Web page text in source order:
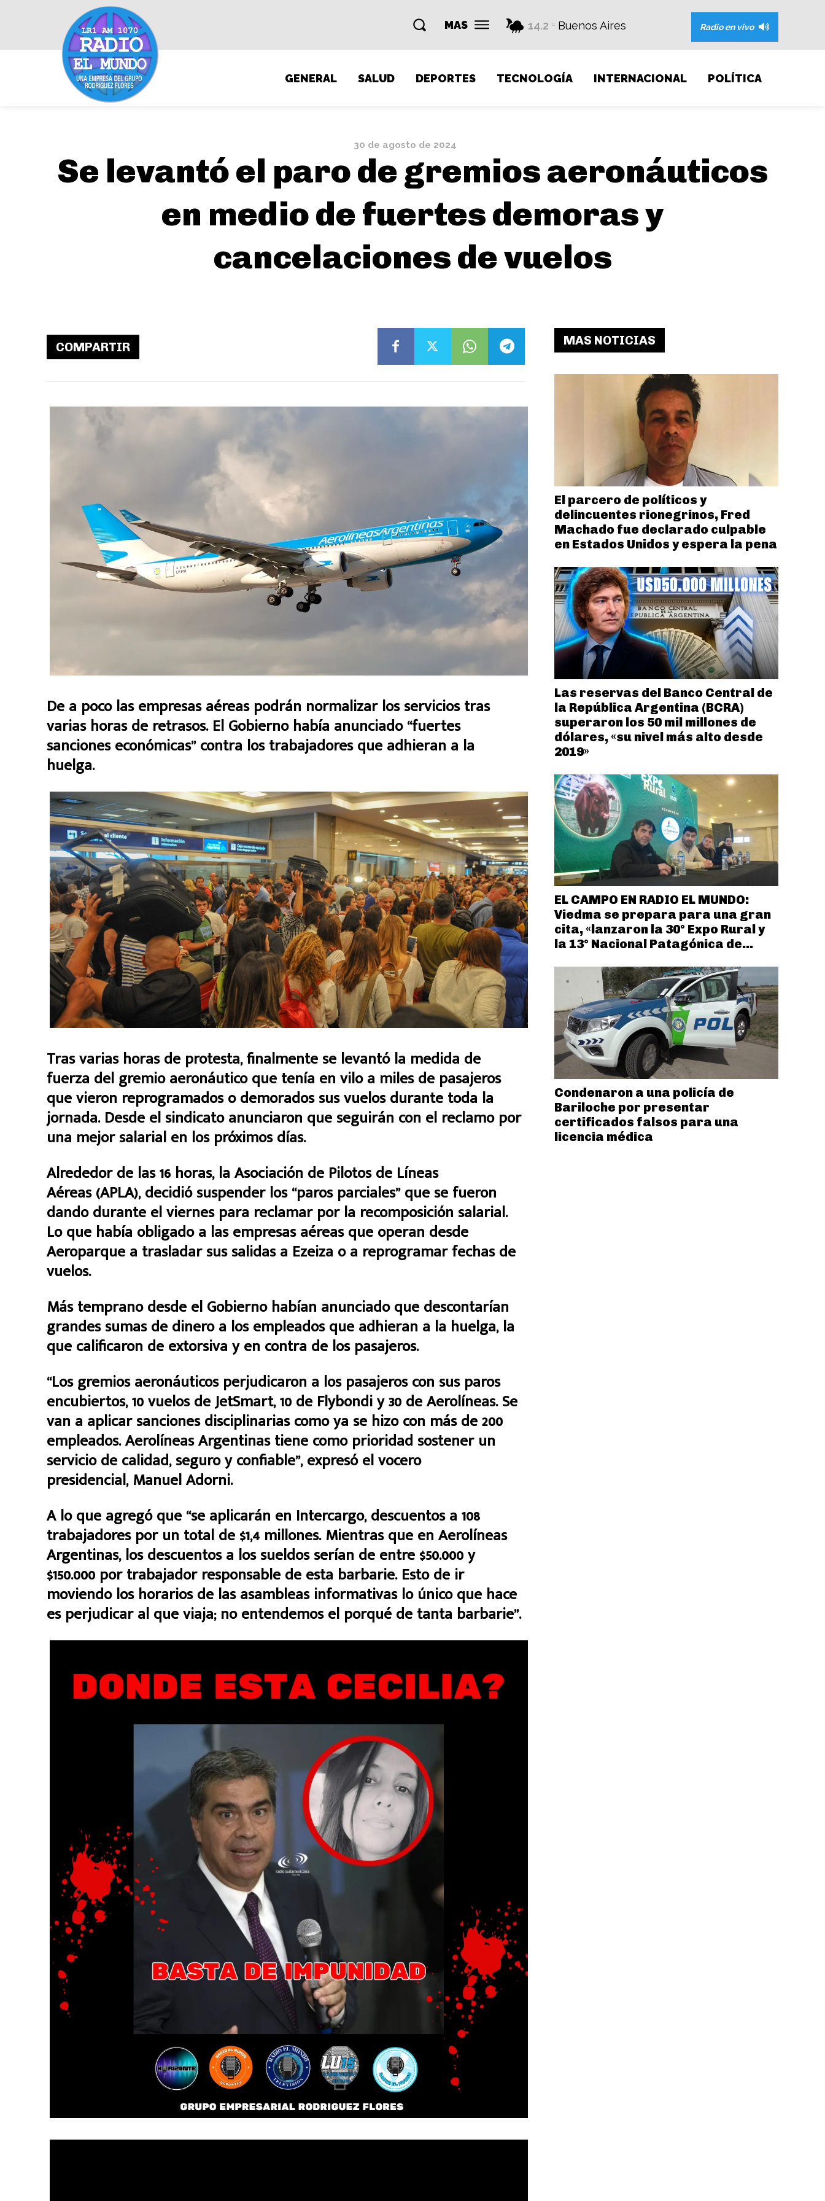
MAS 14.2 C Buenos Aires Radio en vivo
GENERAL SALUD DEPORTES TECNOLOGÍA INTERNACIONAL POLÍTICA
30 de agosto de 2024
Se levantó el paro de gremios aeronáuticos
en medio de fuertes demoras y
cancelaciones de vuelos
COMPARTIR
De a poco las empresas aéreas podrán normalizar los servicios tras
varias horas de retrasos. El Gobierno había anunciado “fuertes
sanciones económicas” contra los trabajadores que adhieran a la
huelga.
Tras varias horas de protesta, finalmente se levantó la medida de
fuerza del gremio aeronáutico que tenía en vilo a miles de pasajeros
que vieron reprogramados o demorados sus vuelos durante toda la
jornada. Desde el sindicato anunciaron que seguirán con el reclamo por
una mejor salarial en los próximos días.
Alrededor de las 16 horas, la Asociación de Pilotos de Líneas
Aéreas (APLA), decidió suspender los “paros parciales” que se fueron
dando durante el viernes para reclamar por la recomposición salarial.
Lo que había obligado a las empresas aéreas que operan desde
Aeroparque a trasladar sus salidas a Ezeiza o a reprogramar fechas de
vuelos.
Más temprano desde el Gobierno habían anunciado que descontarían
grandes sumas de dinero a los empleados que adhieran a la huelga, la
que calificaron de extorsiva y en contra de los pasajeros.
“Los gremios aeronáuticos perjudicaron a los pasajeros con sus paros
encubiertos, 10 vuelos de JetSmart, 10 de Flybondi y 30 de Aerolíneas. Se
van a aplicar sanciones disciplinarias como ya se hizo con más de 200
empleados. Aerolíneas Argentinas tiene como prioridad sostener un
servicio de calidad, seguro y confiable”, expresó el vocero
presidencial, Manuel Adorni.
A lo que agregó que “se aplicarán en Intercargo, descuentos a 108
trabajadores por un total de $1,4 millones. Mientras que en Aerolíneas
Argentinas, los descuentos a los sueldos serían de entre $50.000 y
$150.000 por trabajador responsable de esta barbarie. Esto de ir
moviendo los horarios de las asambleas informativas lo único que hace
es perjudicar al que viaja; no entendemos el porqué de tanta barbarie”.
MAS NOTICIAS
El parcero de políticos y
delincuentes rionegrinos, Fred
Machado fue declarado culpable
en Estados Unidos y espera la pena
Las reservas del Banco Central de
la República Argentina (BCRA)
superaron los 50 mil millones de
dólares, «su nivel más alto desde
2019»
EL CAMPO EN RADIO EL MUNDO:
Viedma se prepara para una gran
cita, «lanzaron la 30° Expo Rural y
la 13° Nacional Patagónica de...
Condenaron a una policía de
Bariloche por presentar
certificados falsos para una
licencia médica